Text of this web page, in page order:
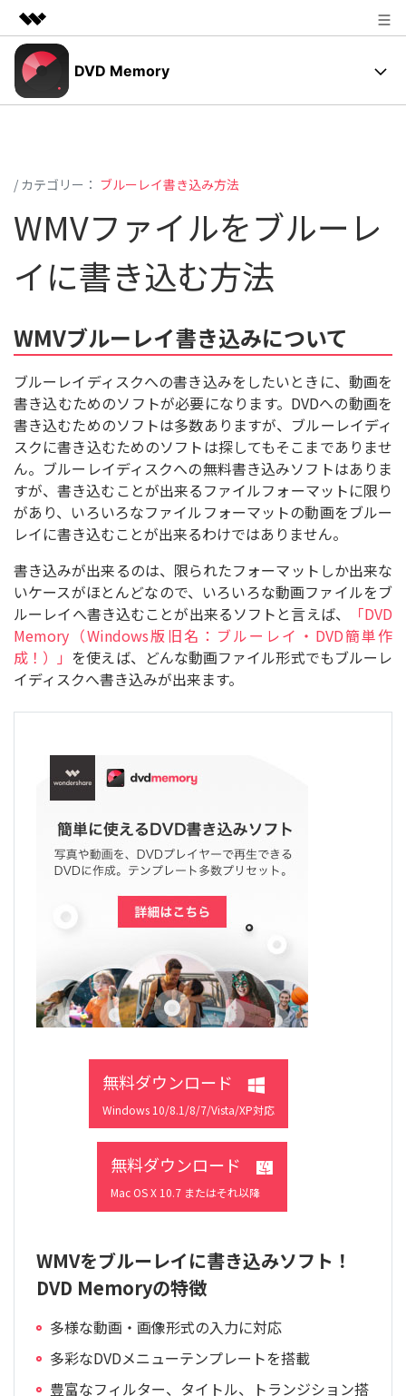
製品
AIGCサービス
法人・教育・パートナー
プラン＆価格
サポート
DVD Memory
✨DVDメニュー
光学ディスク
もっと見る
サポート
ユーザーの声
サポートセンター
無料ダウンロード 購入する
/ カテゴリー： ブルーレイ書き込み方法
WMVファイルをブルーレ
イに書き込む方法
WMVブルーレイ書き込みについて
ブルーレイディスクへの書き込みをしたいときに、動画を
書き込むためのソフトが必要になります。DVDへの動画を
書き込むためのソフトは多数ありますが、ブルーレイディ
スクに書き込むためのソフトは探してもそこまでありませ
ん。ブルーレイディスクへの無料書き込みソフトはありま
すが、書き込むことが出来るファイルフォーマットに限り
があり、いろいろなファイルフォーマットの動画をブルー
レイに書き込むことが出来るわけではありません。
書き込みが出来るのは、限られたフォーマットしか出来な
いケースがほとんどなので、いろいろな動画ファイルをブ
ルーレイへ書き込むことが出来るソフトと言えば、
「DVD
Memory（Windows版旧名：ブルーレイ・DVD簡単作
成！）」 を使えば、どんな動画ファイル形式でもブルーレ
イディスクへ書き込みが出来ます。
無料ダウンロード
Windows 10/8.1/8/7/Vista/XP対応
無料ダウンロード
Mac OS X 10.7 またはそれ以降
WMVをブルーレイに書き込みソフト！
DVD Memoryの特徴
多様な動画・画像形式の入力に対応
多彩なDVDメニューテンプレートを搭載
豊富なフィルター、タイトル、トランジション搭